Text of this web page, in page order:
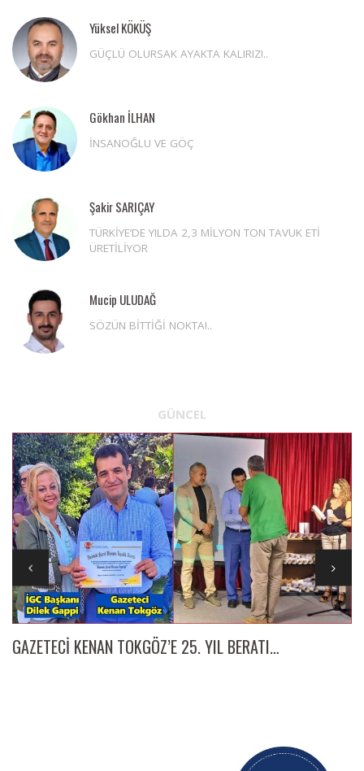
Yüksel KÖKÜŞ
GÜÇLÜ OLURSAK AYAKTA KALIRIZ!..
Gökhan İLHAN
İNSANOĞLU VE GÖÇ
Şakir SARIÇAY
TÜRKİYE’DE YILDA 2,3 MİLYON TON TAVUK ETİ
ÜRETİLİYOR
Mucip ULUDAĞ
SÖZÜN BİTTİĞİ NOKTA!..
GÜNCEL
GAZETECİ KENAN TOKGÖZ’E 25. YIL BERATI…